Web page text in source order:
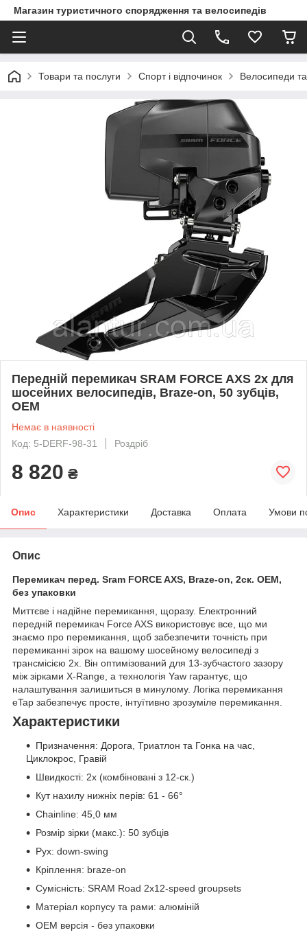
Магазин туристичного спорядження та велосипедів
Товари та послуги Спорт і відпочинок Велосипеди
Передній перемикач SRAM FORCE AXS 2x для
шосейних велосипедів, Braze-on, 50 зубців,
OEM
Немає в наявності
Код: 5-DERF-98-31
Роздріб
8 820 ₴
Опис Характеристики Доставка Оплата Умови
Опис
Перемикач перед. Sram FORCE AXS, Braze-on, 2ск. ОЕМ,
без упаковки
Миттєве і надійне перемикання, щоразу. Електронний
передній перемикач Force AXS використовує все, що ми
знаємо про перемикання, щоб забезпечити точність при
перемиканні зірок на вашому шосейному велосипеді з
трансмісією 2x. Він оптимізований для 13-зубчастого зазору
між зірками X-Range, а технологія Yaw гарантує, що
налаштування залишиться в минулому. Логіка перемикання
eTap забезпечує просте, інтуїтивно зрозуміле перемикання.
Характеристики
Призначення: Дорога, Триатлон та Гонка на час,
Циклокрос, Гравій
Швидкості: 2x (комбіновані з 12-ск.)
Кут нахилу нижніх перів: 61 - 66°
Chainline: 45,0 мм
Розмір зірки (макс.): 50 зубців
Рух: down-swing
Кріплення: braze-on
Сумісність: SRAM Road 2x12-speed groupsets
Матеріал корпусу та рами: алюміній
OEM версія - без упаковки